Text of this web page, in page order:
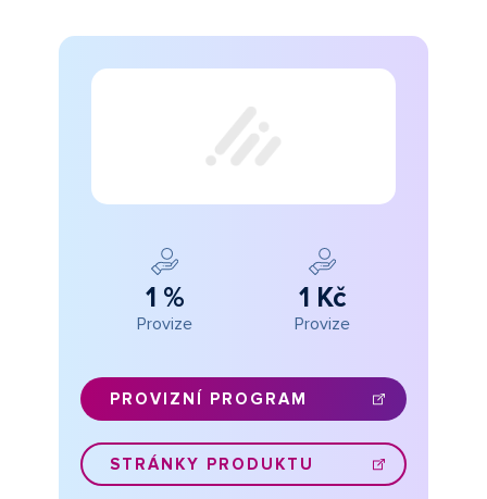
1 %
Provize
1 Kč
Provize
PROVIZNÍ PROGRAM
STRÁNKY PRODUKTU